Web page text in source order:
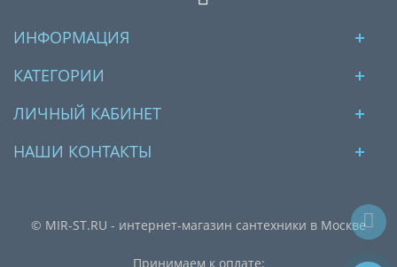
ИНФОРМАЦИЯ
КАТЕГОРИИ
ЛИЧНЫЙ КАБИНЕТ
НАШИ КОНТАКТЫ
© MIR-ST.RU - интернет-магазин сантехники в Москве
Принимаем к оплате: